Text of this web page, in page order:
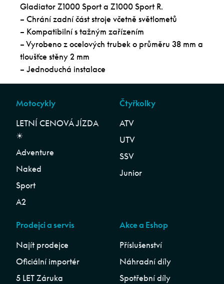
Gladiator Z1000 Sport a Z1000 Sport R.
– Chrání zadní část stroje včetně světlometů
– Kompatibilní s tažným zařízením
– Vyrobeno z ocelových trubek o průměru 38 mm a
tloušťce stěny 2 mm
– Jednoduchá instalace
Motocykly
LETNÍ CENOVÁ JÍZDA
☀︎
Adventure
Naked
Sport
A2
Čtyřkolky
ATV
UTV
SSV
Junior
Prodejci a servis
Najít prodejce
Oficiální importér
5 LET Záruka
Akce a Eshop
Příslušenství
Náhradní díly
Spotřební díly